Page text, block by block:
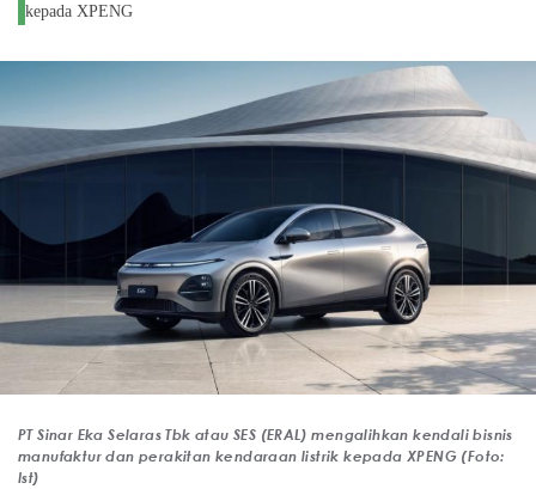
kepada XPENG
PT Sinar Eka Selaras Tbk atau SES (ERAL) mengalihkan kendali bisnis
manufaktur dan perakitan kendaraan listrik kepada XPENG (Foto:
Ist)